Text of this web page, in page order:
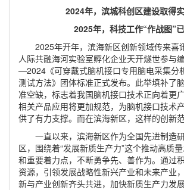
2024年，滨城科创区建设取得
2025年，科技工作“作战图”已
2025年开年，滨海新区创新领域传来喜
人际共融海河实验室孵化企业天开燧世参与
—2024《可穿戴式脑机接口专用脑电采集分
测试方法》团体标准正式发布。此举填补了
准空缺，标志着我国脑机接口技术正向着更
相关产品应用将更加规范，为脑机接口技术
供了有力支撑。而在滨海新区，这样的创
一直以来，滨海新区作为全国先进制造
区，围绕着“发展新质生产力”这个推动高质
和重要着力点，不断勇争先、善作为。通过
资源，引领发展战略性新兴产业和未来产业
新与产业创新齐头共进，加快新质生产力发展